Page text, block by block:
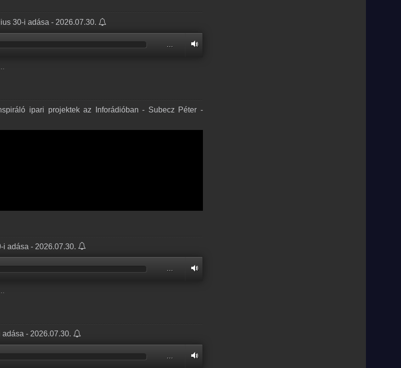
30-i adása - 2026.07.30.
ipari projektek az Inforádióban - Subecz Péter -
adása - 2026.07.30.
…
- 2026.07.30.